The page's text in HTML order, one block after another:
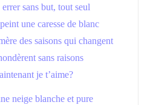
sans but, tout seul
une caresse de blanc
des saisons qui changent
sans raisons
je t’aime?
neige blanche et pure